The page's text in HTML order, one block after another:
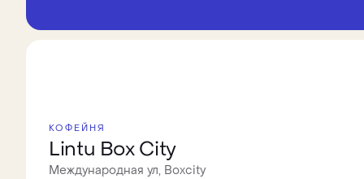
КОФЕЙНЯ
Lintu Box City
Международная ул, Boxcity